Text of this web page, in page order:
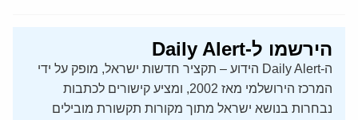
הירשמו ל-Daily Alert
ה-Daily Alert הידוע – תקציר חדשות ישראל, מופק על ידי
המרכז הירושלמי מאז 2002, ומציע קישורים לכתבות
נבחרות בנושא ישראל מתוך מקורות תקשורת מובילים